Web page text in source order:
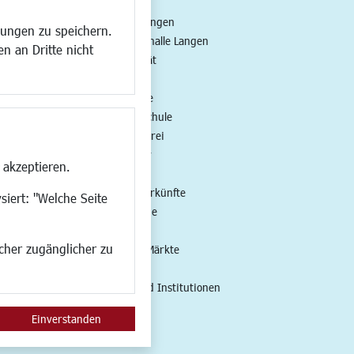
zu speichern.
an Dritte nicht
"Welche Seite
zugänglicher zu
Einverstanden
Veranstaltungen
Neue Stadthalle Langen
Stadtporträt
Musikschule
Volkshochschule
Stadtbücherei
Stadtarchiv
Hotels/Unterkünfte
Gastronomie
Feste und Märkte
Vereine und Institutionen